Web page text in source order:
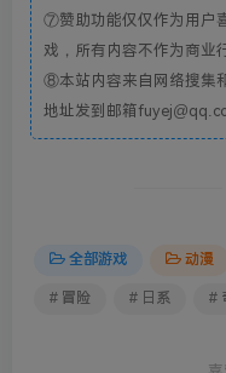
⑦赞助功能仅仅作为用户
戏，所有内容不作为商业
⑧本站内容来自网络搜集
地址发到邮箱
全部游戏 动漫
# 冒险 # 日系 #